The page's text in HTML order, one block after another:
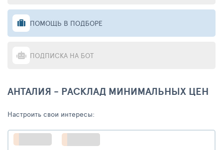
ПОМОЩЬ В ПОДБОРЕ
ПОДПИСКА НА БОТ
АНТАЛИЯ - РАСКЛАД МИНИМАЛЬНЫХ ЦЕН
Настроить свои интересы: